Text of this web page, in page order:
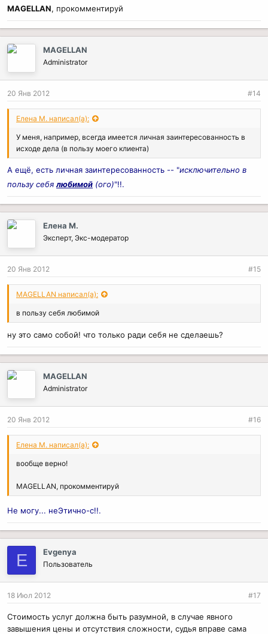
MAGELLAN, прокомментируй
MAGELLAN
Administrator
20 Янв 2012 #14
Елена М. написал(а):
У меня, например, всегда имеется личная заинтересованность в
исходе дела (в пользу моего клиента)
А ещё, есть личная заинтересованность -- "исключительно в
пользу себялюбимой (ого)"!!.
Елена М.
Эксперт, Экс-модератор
20 Янв 2012 #15
MAGELLAN написал(а):
в пользу себя любимой
ну это само собой! что только ради себя не сделаешь?
MAGELLAN
Administrator
20 Янв 2012 #16
Елена М. написал(а):
вообще верно!
MAGELLAN, прокомментируй
Не могу... неЭтично-с!!.
E Evgenya
Пользователь
18 Июл 2012 #17
Стоимость услуг должна быть разумной, в случае явного
завышения цены и отсутствия сложности, судья вправе сама